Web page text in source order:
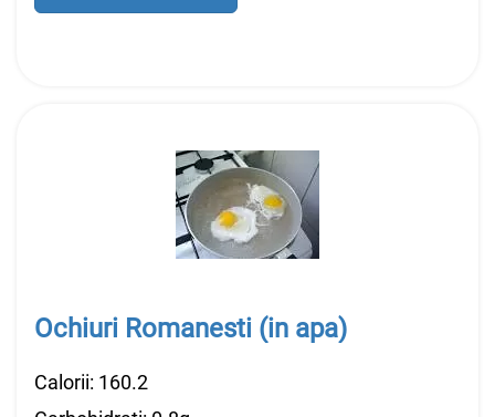
Ochiuri Romanesti (in apa)
Calorii: 160.2